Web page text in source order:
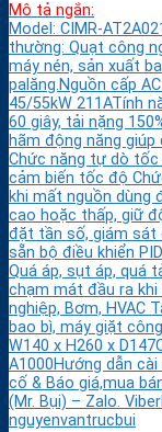
Mô tả ngắn:
Model: CIMR-
thường: Quạt công
máy nén, sản xuất
palăng.Nguồn cấp
45/55kW 211ATính
60 giây, tải nặng
hãm động năng
Chức năng tự dò
cảm biến tốc độ
khi mất nguồn dùng
cao hoặc thấp, giữ
đặt tần số, giám sát
sẵn bộ điều khiển
Quá áp, sụt áp, quá
chạm mát đầu ra khi
nghiệp, Bơm, HVAC
bao bì, máy giặt
W140 x H260 x
A1000Hướng dẫn
cố & Báo giá,mua
(Mr. Bụi) – Zalo.
nguyenvantrucbui